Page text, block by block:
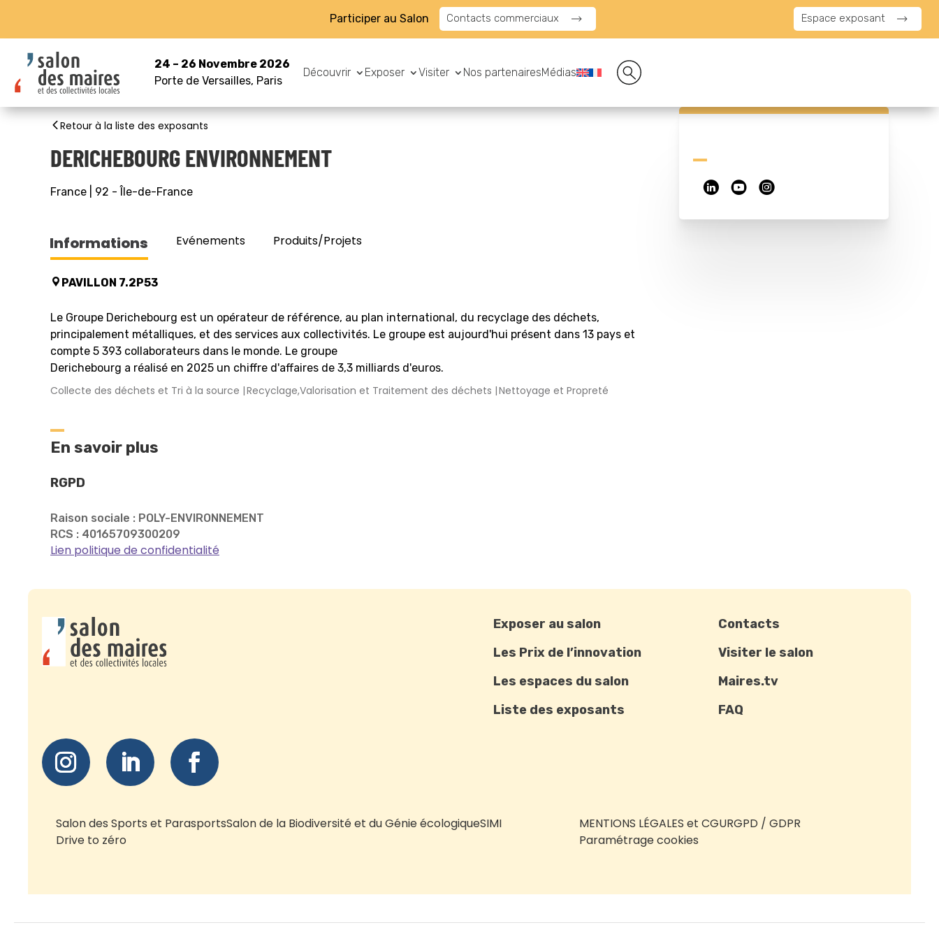
Participer au Salon Contacts commerciaux Espace exposant
24 – 26 Novembre 2026
Porte de Versailles, Paris
Découvrir Exposer Visiter Nos partenairesMédias
Retour à la liste des exposants
DERICHEBOURG ENVIRONNEMENT
France 92 -Île-de-France
Informations Evénements Produits/Projets
PAVILLON 7.2P53
Le Groupe Derichebourg est un opérateur de référence, au plan international, du recyclage des déchets,
principalement métalliques, et des services aux collectivités. Le groupe est aujourd'hui présent dans 13 pays et
compte 5 393 collaborateurs dans le monde. Le groupe
Derichebourg a réalisé en 2025 un chiffre d'affaires de 3,3 milliards d'euros.
Collecte des déchets et Tri à la source Recyclage,Valorisation et Traitement des déchets Nettoyage et Propreté
En savoir plus
RGPD
Raison sociale : POLY-ENVIRONNEMENT
RCS : 40165709300209
Lien politique de confidentialité
Exposer au salon
Les Prix de l’innovation
Les espaces du salon
Liste des exposants
Contacts
Visiter le salon
Maires.tv
FAQ
Salon des Sports et ParasportsSalon de la Biodiversité et du Génie écologiqueSIMI
Drive to zéro
MENTIONS LÉGALES et CGURGPD / GDPR
Paramétrage cookies